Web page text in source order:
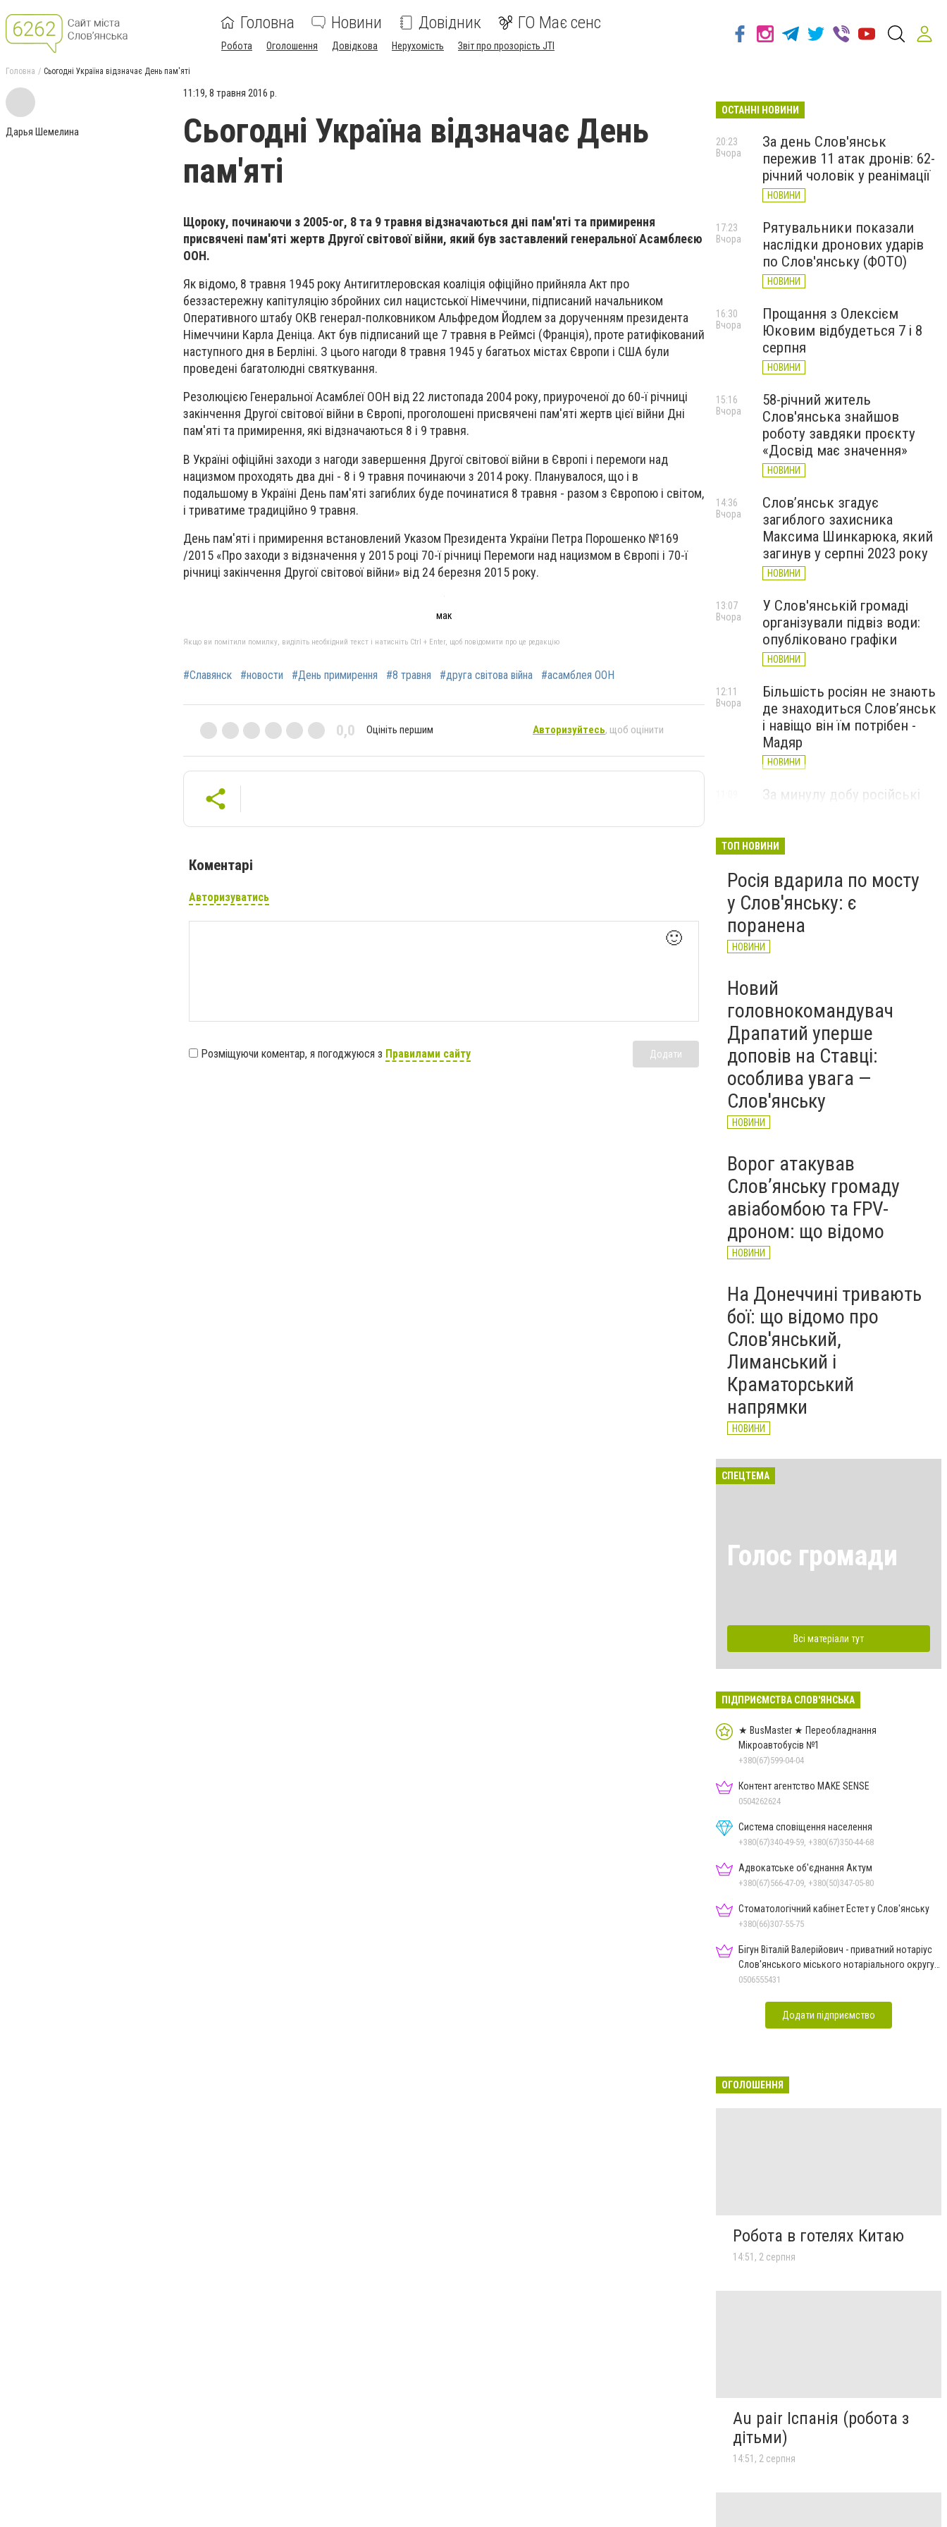
Головна Новини Довідник ГО Має сенс
Робота Оголошення Довідкова Нерухомість Звіт про прозорість JTI
Головна Сьогодні Україна відзначає День пам'яті
Дарья Шемелина
11:19, 8 травня 2016 р.
Сьогодні Україна відзначає День
пам'яті
Щороку, починаючи з 2005-ог, 8 та 9 травня відзначаються дні пам'яті та примирення
присвячені пам'яті жертв Другої світової війни, який був заставлений генеральної Асамблеєю
ООН.
Як відомо, 8 травня 1945 року Антигитлеровская коаліція офіційно прийняла Акт про
беззастережну капітуляцію збройних сил нацистської Німеччини, підписаний начальником
Оперативного штабу ОКВ генерал-полковником Альфредом Йодлем за дорученням президента
Німеччини Карла Деніца. Акт був підписаний ще 7 травня в Реймсі (Франція), проте ратифікований
наступного дня в Берліні. З цього нагоди 8 травня 1945 у багатьох містах Європи і США були
проведені багатолюдні святкування.
Резолюцією Генеральної Асамблеї ООН від 22 листопада 2004 року, приуроченої до 60-ї річниці
закінчення Другої світової війни в Європі, проголошені присвячені пам'яті жертв цієї війни Дні
пам'яті та примирення, які відзначаються 8 і 9 травня.
В Україні офіційні заходи з нагоди завершення Другої світової війни в Європі і перемоги над
нацизмом проходять два дні - 8 і 9 травня починаючи з 2014 року. Планувалося, що і в
подальшому в Україні День пам'яті загиблих буде починатися 8 травня - разом з Європою і світом,
і триватиме традиційно 9 травня.
День пам'яті і примирення встановлений Указом Президента України Петра Порошенко №169
/2015 «Про заходи з відзначення у 2015 році 70-ї річниці Перемоги над нацизмом в Європі і 70-ї
річниці закінчення Другої світової війни» від 24 березня 2015 року.
мак
Якщо ви помітили помилку, виділіть необхідний текст і натисніть Ctrl + Enter, щоб повідомити про це редакцію
#Славянск #новости #День примирення #8 травня #друга світова війна #асамблея ООН
0,0 Оцініть першим Авторизуйтесь, щоб оцінити
Коментарі
Авторизуватись
🙂
Розміщуючи коментар, я погоджуюся з Правилами сайту Додати
ОСТАННІ НОВИНИ
За день Слов'янськ
пережив 11 атак дронів: 62-
річний чоловік у реанімації
НОВИНИ
20:23
Вчора
Рятувальники показали
наслідки дронових ударів
по Слов'янську (ФОТО)
НОВИНИ
17:23
Вчора
Прощання з Олексієм
Юковим відбудеться 7 і 8
серпня
НОВИНИ
16:30
Вчора
58-річний житель
Слов'янська знайшов
роботу завдяки проєкту
«Досвід має значення»
НОВИНИ
15:16
Вчора
Слов’янськ згадує
загиблого захисника
Максима Шинкарюка, який
загинув у серпні 2023 року
НОВИНИ
14:36
Вчора
У Слов'янській громаді
організували підвіз води:
опубліковано графіки
НОВИНИ
13:07
Вчора
Більшість росіян не знають
де знаходиться Слов’янськ
і навіщо він їм потрібен -
Мадяр
НОВИНИ
12:11
Вчора
За минулу добу російські
великої війни: 6 серпня
ТОП НОВИНИ
Росія вдарила по мосту
у Слов'янську: є
поранена
НОВИНИ
Новий
головнокомандувач
Драпатий уперше
доповів на Ставці:
особлива увага —
Слов'янську
НОВИНИ
Ворог атакував
Слов’янську громаду
авіабомбою та FPV-
дроном: що відомо
НОВИНИ
На Донеччині тривають
бої: що відомо про
Слов'янський,
Лиманський і
Краматорський
напрямки
НОВИНИ
СПЕЦТЕМА
Голос громади
Всі матеріали тут
ПІДПРИЄМСТВА СЛОВ'ЯНСЬКА
★ BusMaster ★ Переобладнання
Мікроавтобусів №1
+380(67)599-04-04
Контент агентство MAKE SENSE
0504262624
Система сповіщення населення
+380(67)340-49-59, +380(67)350-44-68
Адвокатське об'єднання Актум
+380(67)566-47-09, +380(50)347-05-80
Стоматологічний кабінет Естет у Слов'янську
+380(66)307-55-75
Бігун Віталій Валерійович - приватний нотаріус
Слов'янського міського нотаріального округу
Дон.обл.
0506555431
Додати підприємство
ОГОЛОШЕННЯ
Робота в готелях Китаю
14:51, 2 серпня
Au pair Іспанія (робота з
дітьми)
14:51, 2 серпня